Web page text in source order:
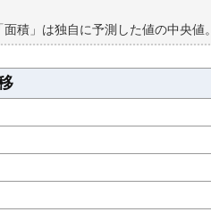
積」は独自に予測した値の中央値。